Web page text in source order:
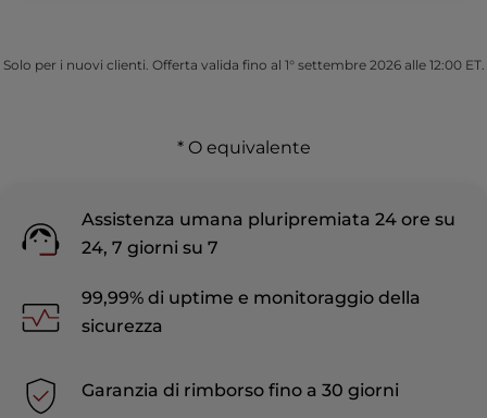
Solo per i nuovi clienti. Offerta valida fino al 1° settembre 2026 alle 12:00 ET.
* O equivalente
Assistenza umana pluripremiata 24 ore su
24, 7 giorni su 7
99,99% di uptime e monitoraggio della
sicurezza
Garanzia di rimborso fino a 30 giorni